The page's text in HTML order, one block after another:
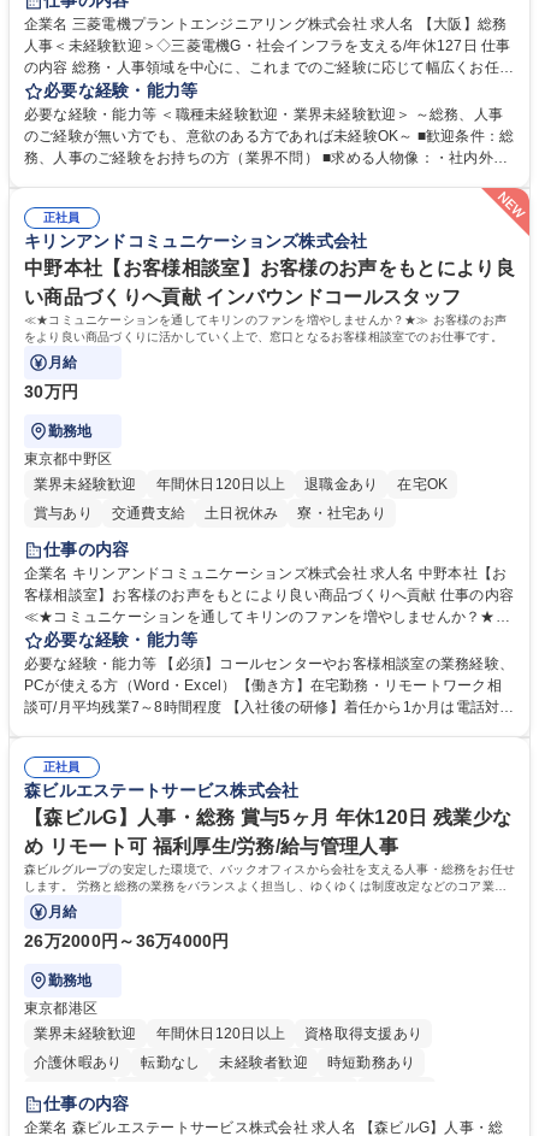
駅近5分以内
土日祝休み 服装自由 寮・社宅あり 食事補助あり
企業名 三菱電機プラントエンジニアリング株式会社 求人名 【大阪】総務
人事＜未経験歓迎＞◇三菱電機G・社会インフラを支える/年休127日 仕事
の内容 総務・人事領域を中心に、これまでのご経験に応じて幅広くお任せ
します。 ＜具体的には＞ ・総務/人事労務（給与・社保・勤怠管理など）
・採用・教育研修 ・福利厚生運用 など ※基本的には事務所勤務ですが、
採用や教育等の業務内容により、関西圏以外への日帰り・宿泊を伴う国内
出張もございます。 ※担当業務を持ちつつ、お互いに助け合いながら、総
総務人事＜未経験歓迎＞◇三菱電機G・社会インフラを支える/年休127日
必要な経験・能力等
必要な経験・能力等 ＜職種未経験歓迎・業界未経験歓迎＞ ～総務、人事
のご経験が無い方でも、意欲のある方であれば未経験OK～ ■歓迎条件：総
務、人事のご経験をお持ちの方（業界不問） ■求める人物像：・社内外の
ミュニケーション能力を持っている方 ・人事総務領域に興味がありゼネラ
正社員
キリンアンドコミュニケーションズ株式会社
中野本社【お客様相談室】お客様のお声をもとにより良
い商品づくりへ貢献 インバウンドコールスタッフ
≪★コミュニケーションを通してキリンのファンを増やしませんか？★≫ お客様のお声
をより良い商品づくりに活かしていく上で、窓口となるお客様相談室でのお仕事です。
月給
30万円
勤務地
東京都中野区
業界未経験歓迎
年間休日120日以上 退職金あり
在宅OK
賞与あり
交通費支給 土日祝休み 寮・社宅あり
仕事の内容
企業名 キリンアンドコミュニケーションズ株式会社 求人名 中野本社【お
客様相談室】お客様のお声をもとにより良い商品づくりへ貢献 仕事の内容
≪★コミュニケーションを通してキリンのファンを増やしませんか？★≫
お客様のお声をより良い商品づくりに活かしていく上で、窓口となるお客
様相談室でのお仕事です。 日々お客様からいただくキリングループへのご
意見を、企業活動に活かしています。お客様からの声に迅速かつ誠意をも
って対応、情報提供するとともにグループ内活動に反映しています。 【具
平均100件前後■メール・手紙：同上40件前後 募集職種 中野本社【お客様
相談室】お客様のお声をもとにより良い商品づくりへ貢献
必要な経験・能力等
必要な経験・能力等 【必須】コールセンターやお客様相談室の業務経験、
PCが使える方（Word・Excel）【働き方】在宅勤務・リモートワーク相
談可/月平均残業7～8時間程度 【入社後の研修】着任から1か月は電話対応
すのでご安心ください。 【当社について】キリングループの広報機能を担
う会社として、お客様との出会いを大切にし、磨き上げたホスピタリティ
を込めてコミュニケーションをとりながら広報関連業務を行っておりま
す。 学歴・資格 学歴：大学院 大学 高専 短大 専修学校 高校 語学力： 資
格：
正社員
森ビルエステートサービス株式会社
【森ビルG】人事・総務 賞与5ヶ月 年休120日 残業少な
め リモート可 福利厚生/労務/給与管理人事
森ビルグループの安定した環境で、バックオフィスから会社を支える人事・総務をお任せ
します。 労務と総務の業務をバランスよく担当し、ゆくゆくは制度改定などのコア業務
にも挑戦できる、やりがいある環境です。
月給
26万2000円～36万4000円
勤務地
東京都港区
業界未経験歓迎
年間休日120日以上
資格取得支援あり
介護休暇あり
転勤なし 未経験者歓迎
時短勤務あり
経験者歓迎
完全週休2日制
交通費支給 長期歓迎 駅近5分以内 土日祝休み
仕事の内容
企業名 森ビルエステートサービス株式会社 求人名 【森ビルG】人事・総